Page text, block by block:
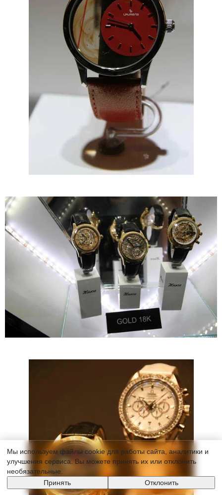
Мы используем файлы cookie для работы сайта, аналитики и
улучшения сервиса. Вы можете принять их или отклонить
необязательные.
Принять
Отклонить